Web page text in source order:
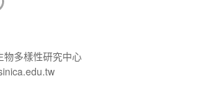
物多樣性研究中心